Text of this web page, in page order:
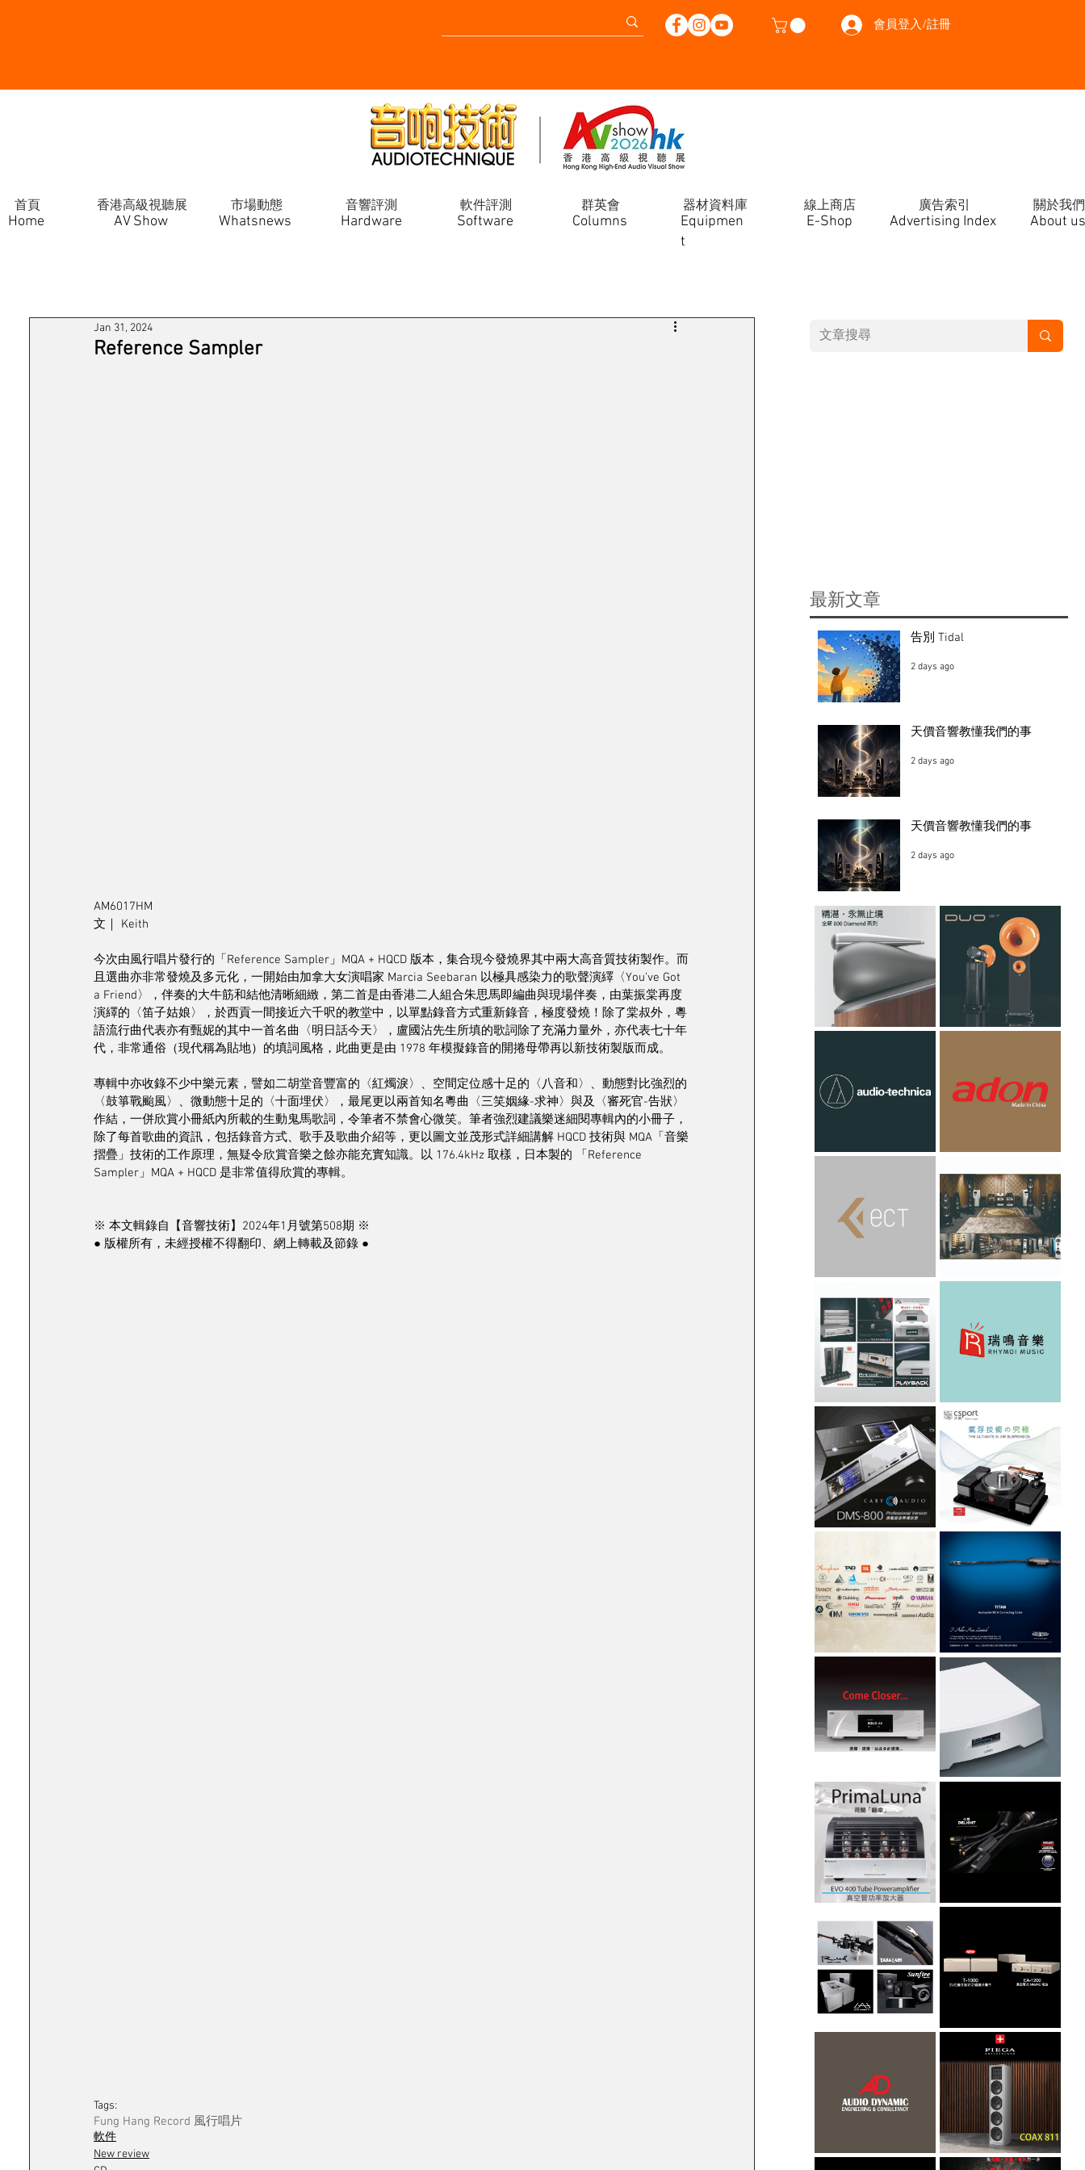
會員登入/註冊
Home
首頁 香港高級視聽展 市場動態 音響評測 軟件評測 群英會 器材資料庫 線上商店 廣告索引 關於我們
AV Show Whatsnews Hardware Software
Equipmen
t
E-Shop
Columns About us
Advertising Index
Reference Sampler
Jan 31, 2024
AM6017HM
文｜ Keith
今次由風行唱片發行的「Reference Sampler」MQA + HQCD 版本，集合現今發燒界其中兩大高音質技術製作。而
且選曲亦非常發燒及多元化，一開始由加拿大女演唱家 Marcia Seebaran 以極具感染力的歌聲演繹〈You’ve Got
a Friend〉，伴奏的大牛筋和結他清晰細緻，第二首是由香港二人組合朱思馬即編曲與現場伴奏，由葉振棠再度
演繹的〈笛子姑娘〉，於西貢一間接近六千呎的教堂中，以單點錄音方式重新錄音，極度發燒！除了棠叔外，粵
語流行曲代表亦有甄妮的其中一首名曲〈明日話今天〉，盧國沾先生所填的歌詞除了充滿力量外，亦代表七十年
代，非常通俗（現代稱為貼地）的填詞風格，此曲更是由 1978 年模擬錄音的開捲母帶再以新技術製版而成。
專輯中亦收錄不少中樂元素，譬如二胡堂音豐富的〈紅燭淚〉、空間定位感十足的〈八音和〉、動態對比強烈的
〈鼓箏戰颱風〉、微動態十足的〈十面埋伏〉，最尾更以兩首知名粵曲〈三笑姻緣-求神〉與及〈審死官-告狀〉
作結，一併欣賞小冊紙內所載的生動鬼馬歌詞，令筆者不禁會心微笑。筆者強烈建議樂迷細閱專輯內的小冊子，
除了每首歌曲的資訊，包括錄音方式、歌手及歌曲介紹等，更以圖文並茂形式詳細講解 HQCD 技術與 MQA「音樂
摺疊」技術的工作原理，無疑令欣賞音樂之餘亦能充實知識。以 176.4kHz 取樣，日本製的 「Reference
Sampler」MQA + HQCD 是非常值得欣賞的專輯。
※ 本文輯錄自【音響技術】2024年1月號第508期 ※
● 版權所有，未經授權不得翻印、網上轉載及節錄 ●
Tags:
Fung Hang Record 風行唱片
軟件
New review
​最新文章
告別 Tidal
2 days ago
天價音響教懂我們的事
2 days ago
天價音響教懂我們的事
2 days ago